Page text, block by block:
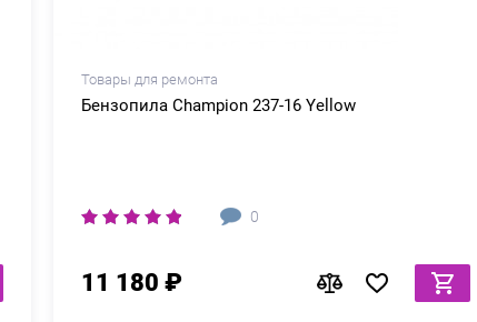
Товары для ремонта
Бензопила Champion 237-16 Yellow
0
11 180 ₽